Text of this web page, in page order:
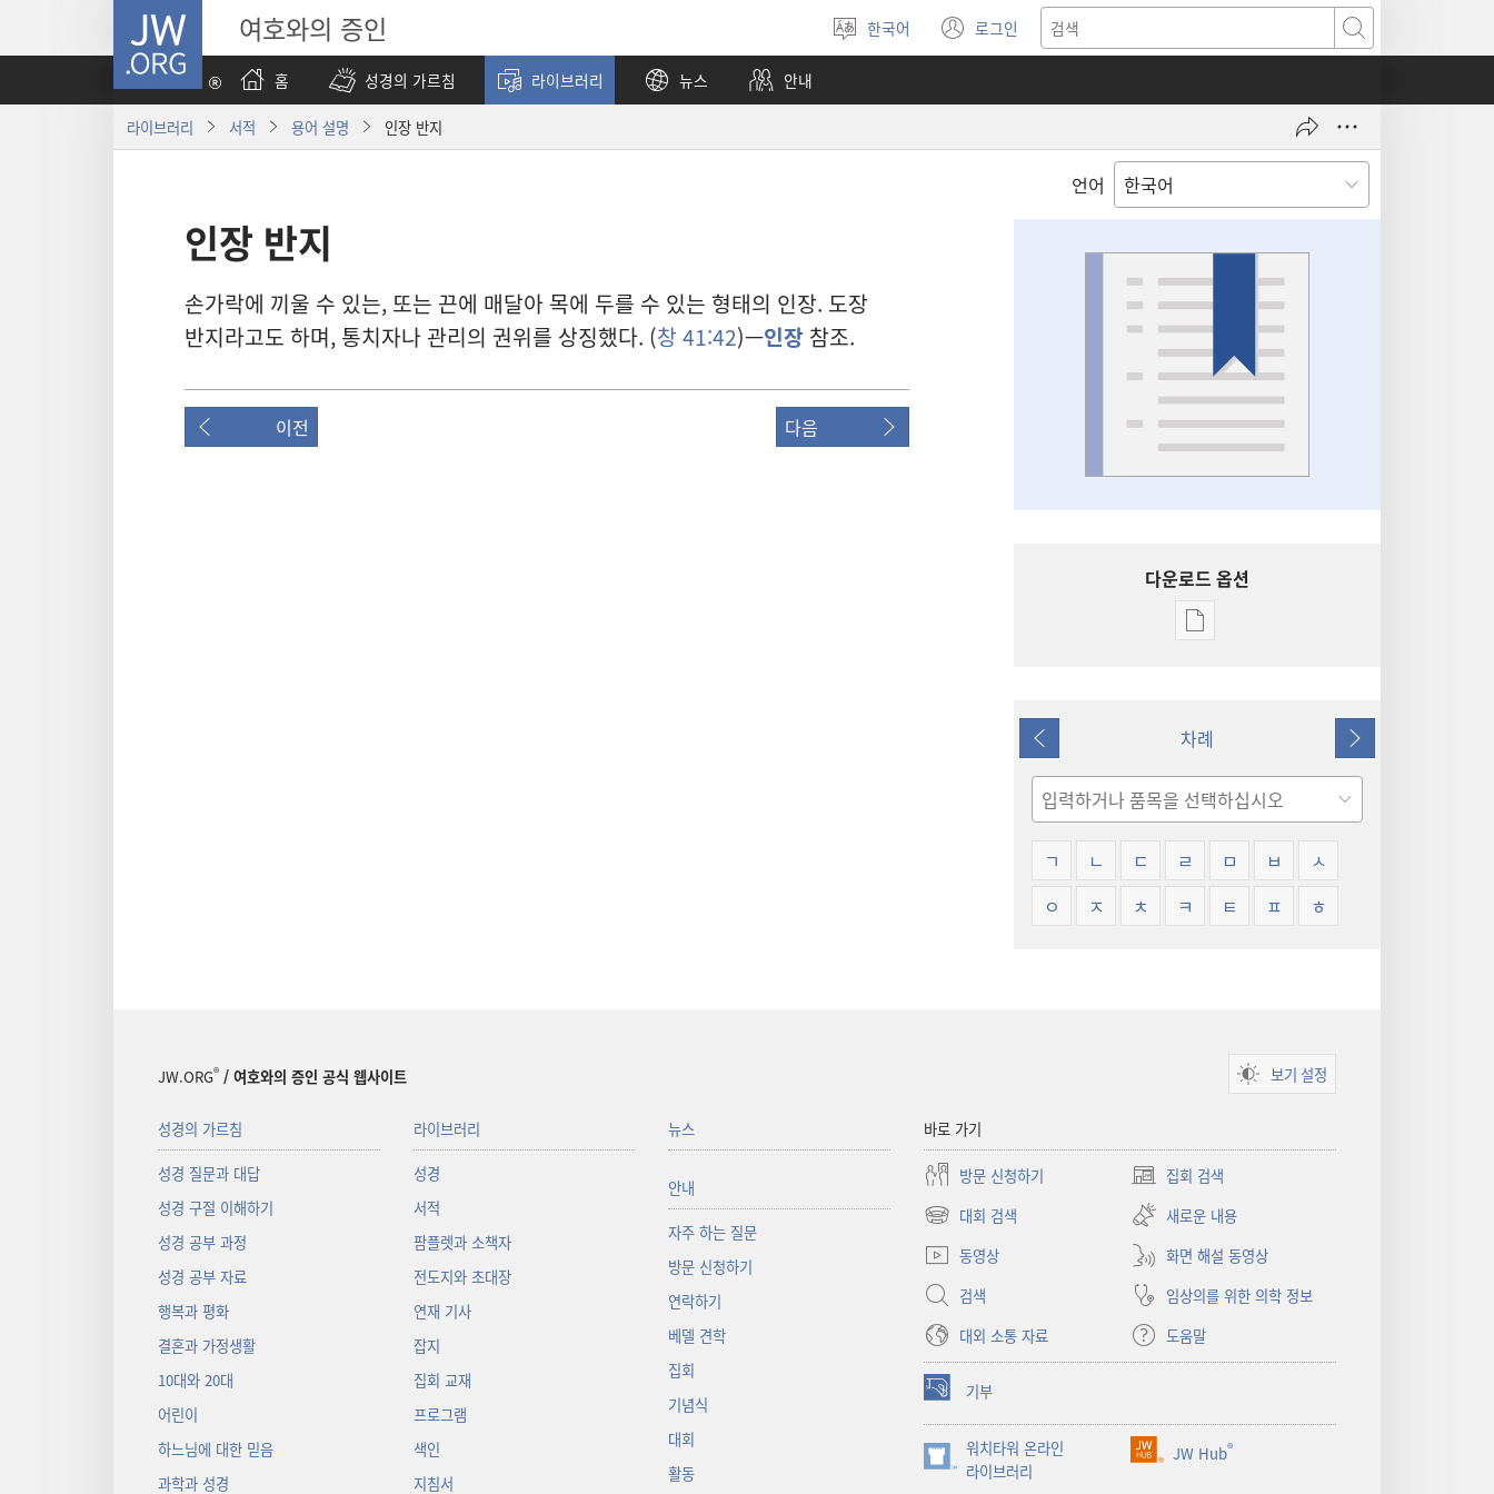
JW.ORG 여호와의 증인
언어
선택
한국어 로그인
(새로운
창
검색
홈
성경의 가르침 라이브러리 뉴스 안내
라이브러리 서적 용어 설명 인장 반지
언어
인장 반지
손가락에 끼울 수 있는, 또는 끈에 매달아 목에 두를 수 있는 형태의 인장. 도장
반지라고도 하며, 통치자나 관리의 권위를 상징했다. (창 41:42)—인장 참조.
이전 다음
다운로드 옵션
출판물
설명
이전 차례 다음
검색
ㄱ
ㄴ ㄷ ㄹ ㅁ ㅂ
ㅅ
ㅇ
ㅈ ㅊ ㅋ ㅌ ㅍ ㅎ
JW.ORG® / 여호와의 증인 공식 웹사이트 보기 설정
성경의 가르침
성경 질문과 대답
성경 구절 이해하기
성경 공부 과정
성경 공부 자료
행복과 평화
결혼과 가정생활
10대와 20대
어린이
하느님에 대한 믿음
과학과 성경
라이브러리
성경
서적
팜플렛과 소책자
전도지와 초대장
연재 기사
잡지
집회 교재
프로그램
색인
지침서
뉴스
안내
자주 하는 질문
방문 신청하기
연락하기
베델 견학
집회
기념식
대회
활동
바로 가기
방문 신청하기 집회 검색
(새로운
창
열기)
대회 검색
(새로운
창
새로운 내용
동영상
화면 해설 동영상
검색
임상의를 위한 의학 정보
대외 소통 자료
도움말
기부
(새로운
창
열기)
워치타워 온라인
라이브러리
(새로운
JW Hub®
(새로운